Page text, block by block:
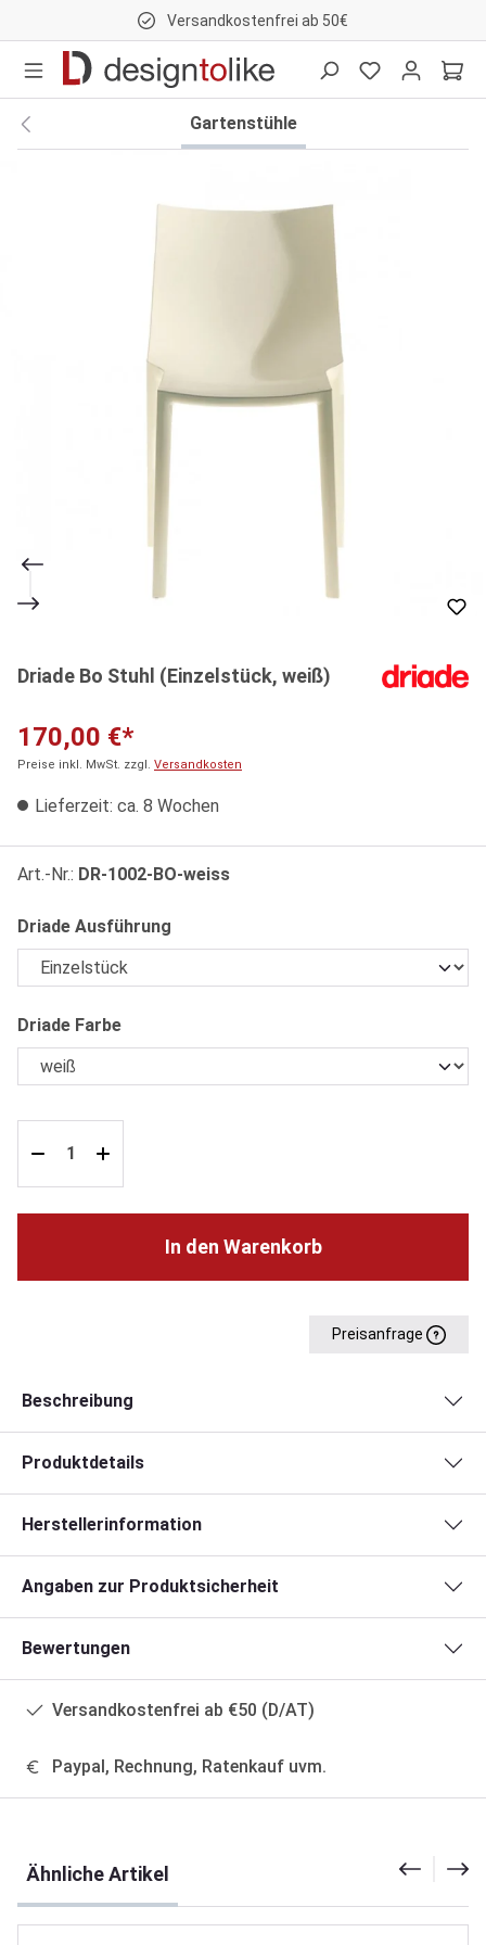
Versandkostenfrei ab 50€
Gartenstühle
Driade Bo Stuhl (Einzelstück, weiß)
170,00 €*
Preise inkl. MwSt. zzgl. Versandkosten
Lieferzeit: ca. 8 Wochen
Art.-Nr.: DR-1002-BO-weiss
Driade Ausführung
Driade Farbeauswählen
In den Warenkorb
Preisanfrage
Beschreibung
Produktdetails
Herstellerinformation
Angaben zur Produktsicherheit
Bewertungen
Versandkostenfrei ab €50 (D/AT)
Paypal, Rechnung, Ratenkauf uvm.
Ähnliche Artikel